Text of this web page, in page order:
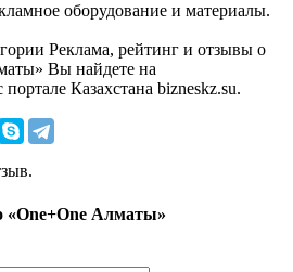
оборудование и материалы.
Реклама, рейтинг и отзывы о
Вы найдете на
Казахстана bizneskz.su.
«One+One Алматы»